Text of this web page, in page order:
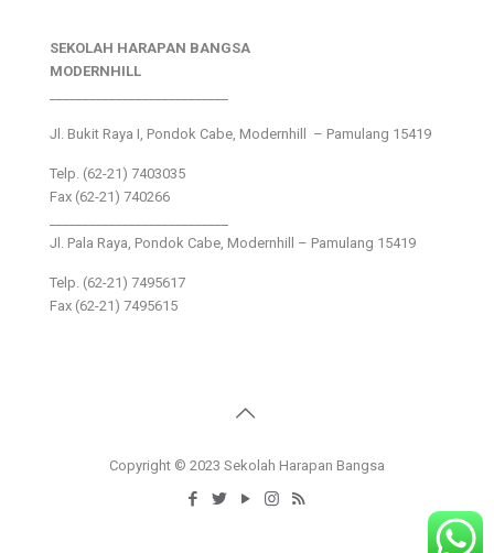
SEKOLAH HARAPAN BANGSA
MODERNHILL
Jl. Bukit Raya I, Pondok Cabe, Modernhill – Pamulang 15419
Telp. (62-21) 7403035
Fax (62-21) 740266
Jl. Pala Raya, Pondok Cabe, Modernhill – Pamulang 15419
Telp. (62-21) 7495617
Fax (62-21) 7495615
Copyright © 2023 Sekolah Harapan Bangsa